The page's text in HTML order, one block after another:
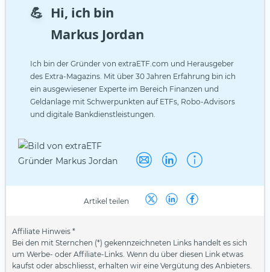
💪 Hi, ich bin
Markus Jordan
Ich bin der Gründer von extraETF.com und Herausgeber
des Extra-Magazins. Mit über 30 Jahren Erfahrung bin ich
ein ausgewiesener Experte im Bereich Finanzen und
Geldanlage mit Schwerpunkten auf ETFs, Robo-Advisors
und digitale Bankdienstleistungen.
Artikel teilen
Affiliate Hinweis *
Bei den mit Sternchen (*) gekennzeichneten Links handelt es sich
um Werbe- oder Affiliate-Links. Wenn du über diesen Link etwas
kaufst oder abschliesst, erhalten wir eine Vergütung des Anbieters.